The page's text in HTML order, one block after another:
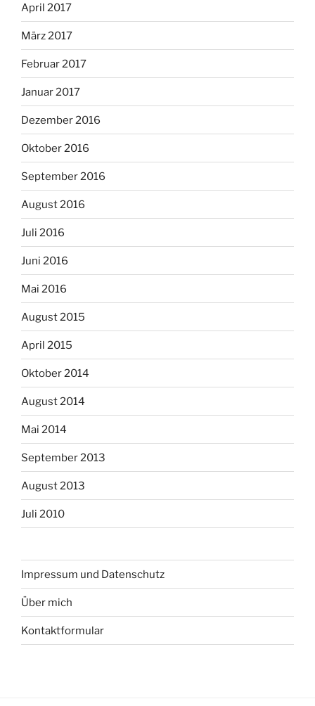
April 2017
März 2017
Februar 2017
Januar 2017
Dezember 2016
Oktober 2016
September 2016
August 2016
Juli 2016
Juni 2016
Mai 2016
August 2015
April 2015
Oktober 2014
August 2014
Mai 2014
September 2013
August 2013
Juli 2010
Impressum und Datenschutz
Über mich
Kontaktformular